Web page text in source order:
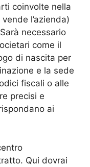
coinvolte nella
l’azienda)
necessario
come il
di nascita per
e la sede
fiscali o alle
precisi e
ai
Qui dovrai